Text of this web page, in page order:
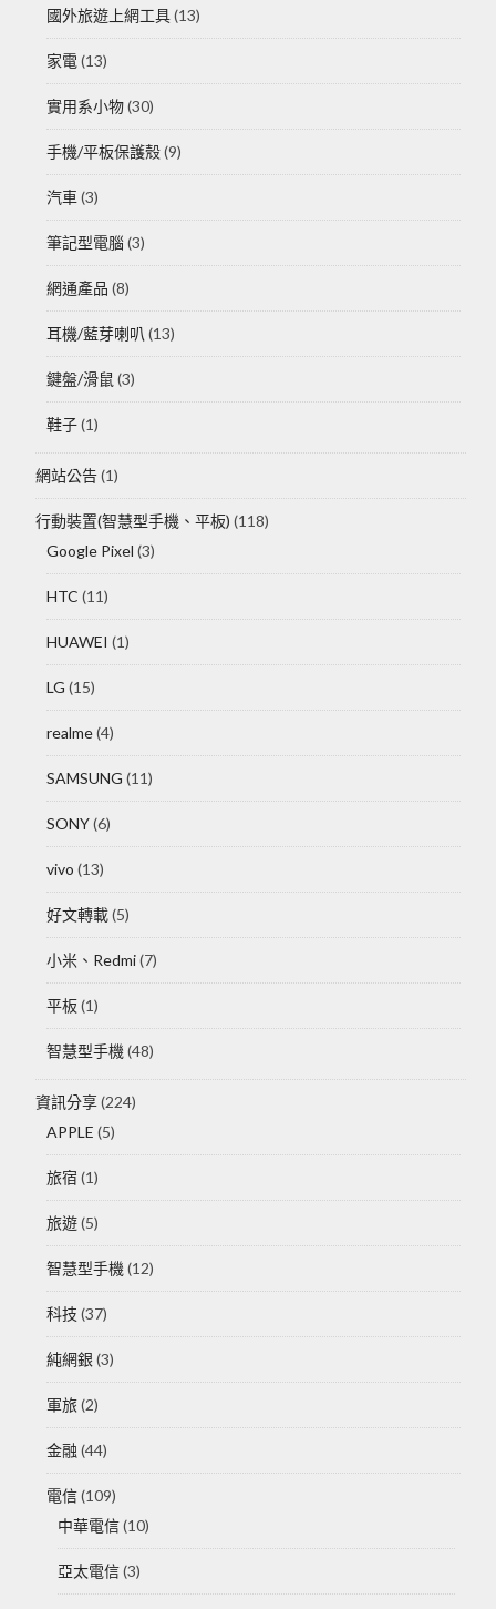
國外旅遊上網工具(13)
家電 (13)
實用系小物(30)
手機/平板保護殼(9)
汽車 (3)
筆記型電腦(3)
網通產品 (8)
耳機/藍芽喇叭 (13)
鍵盤/滑鼠 (3)
鞋子(1)
網站公告(1)
行動裝置(智慧型手機、平板) (118)
Google Pixel (3)
HTC (11)
HUAWEI (1)
LG (15)
realme(4)
SAMSUNG (11)
SONY(6)
vivo (13)
好文轉載(5)
小米、Redmi(7)
平板(1)
智慧型手機 (48)
資訊分享(224)
APPLE (5)
旅宿 (1)
旅遊(5)
智慧型手機 (12)
科技 (37)
純網銀 (3)
軍旅(2)
金融 (44)
電信(109)
中華電信(10)
亞太電信(3)